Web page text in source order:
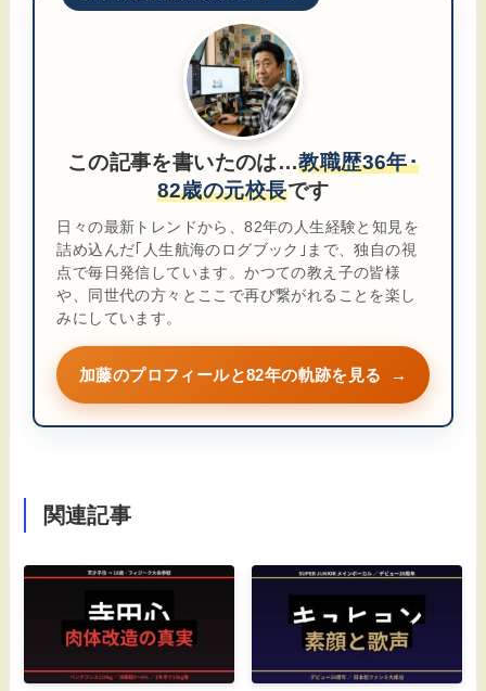
この記事を書いたのは…教職歴36年･
82歳の元校長です
日々の最新トレンドから、82年の人生経験と知見を
詰め込んだ｢人生航海のログブック｣まで、独自の視
点で毎日発信しています。かつての教え子の皆様
や、同世代の方々とここで再び繋がれることを楽し
みにしています。
加藤のプロフィールと82年の軌跡を見る →
関連記事